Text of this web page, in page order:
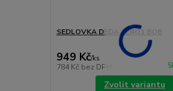
SEDLOVKA DEDA ZERO1 BOB
949 Kč/ks
784 Kč bez DPH
Zvolit variantu